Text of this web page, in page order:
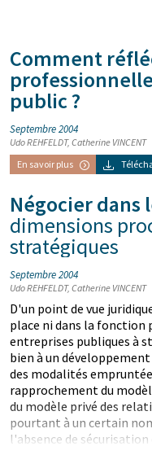
Comment
public ?
Septembre 2004
Udo REHFELDT, Catherine VINCENT
En savoir plus
Négocier dans
dimensions
stratégiques
Septembre 2004
Udo REHFELDT, Catherine VINCENT
D'un point de vue
place ni dans la fonction
entreprises publiques à
bien à un
des modalités
rapprochement du
du modèle privé des
pourtant à un certain
l'absence de sécurisation